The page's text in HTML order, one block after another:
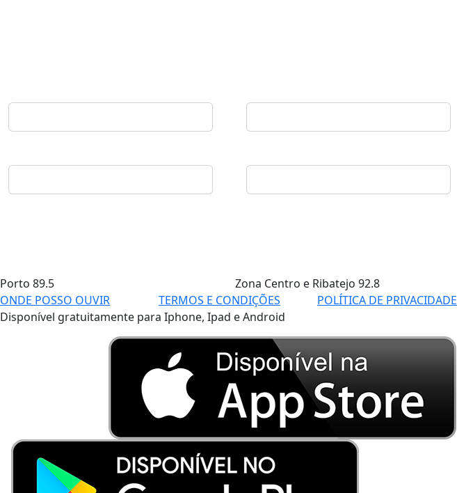
Porto 89.5 Zona Centro e Ribatejo 92.8
ONDE POSSO OUVIR
TERMOS E CONDIÇÕES POLÍTICA DE PRIVACIDADE
Disponível gratuitamente para Iphone, Ipad e Android